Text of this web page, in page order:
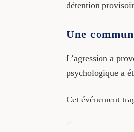
détention
Une
L’agression a
psychologique a
Cet événement